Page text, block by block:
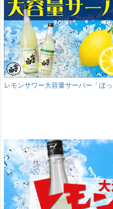
レモンサワー大容量サーバー「ぼ